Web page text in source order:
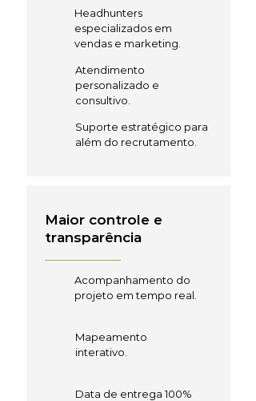
Headhunters
especializados em
vendas e marketing.
Atendimento
personalizado e
consultivo.
Suporte estratégico para
além do recrutamento.
Maior controle e
transparência
Acompanhamento do
projeto em tempo real.
Mapeamento
interativo.
Data de entrega 100%